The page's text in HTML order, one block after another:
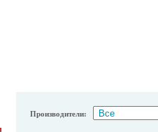
Производители: